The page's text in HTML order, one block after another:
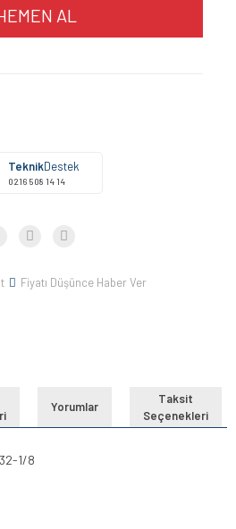
AL
TeknikDestek
0216 508 14 14
Fiyatı Düşünce Haber Ver
Yorumlar
Taksit
Seçenekleri
1/8